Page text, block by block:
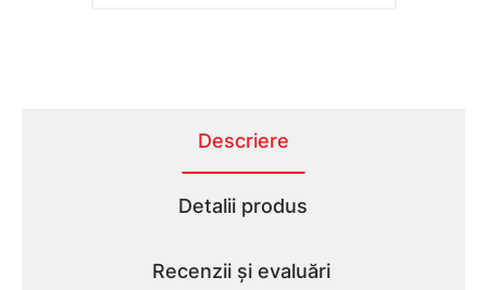
Descriere
Detalii produs
Recenzii și evaluări